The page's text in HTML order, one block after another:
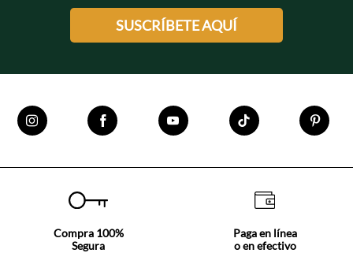
SUSCRÍBETE AQUÍ
Compra 100%
Segura
Paga en línea
o en efectivo